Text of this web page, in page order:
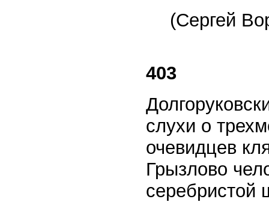
(Сергей
403
слухи о
очевидцев
Грызлово
серебристой